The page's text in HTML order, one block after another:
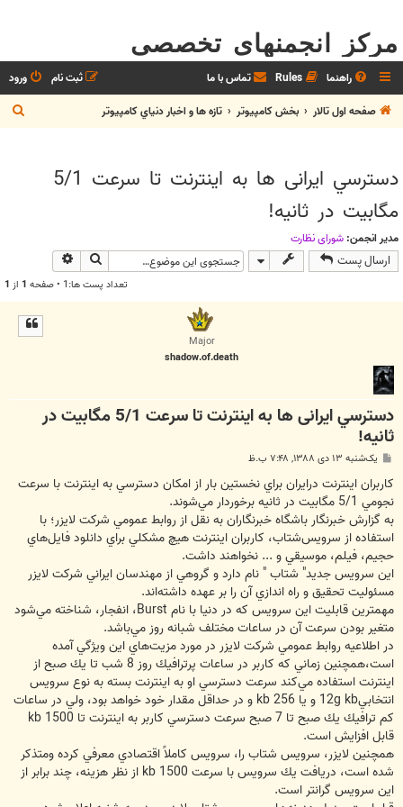
مرکز انجمنهای تخصصی
راهنما Rules تماس با ما ورود
ثبت نام
صفحه اول تالار
بخش كامپيوتر تازه ها و اخبار دنياي کامپيوتر
س
دسترسي ایرانی ها به اينترنت تا سرعت 5/1
مگابيت در ثانيه!
مدیر انجمن: شوراي نظارت
ارسال پست جستجو
تعداد پست ها:1 • صفحه 1 از 1
Major
shadow.of.death
دسترسي ایرانی ها به اينترنت تا سرعت 5/1 مگابيت در
ثانيه!
ت
یک‌شنبه ۱۳ دی ۱۳۸۸, ۷:۴۸ ب.ظ
كاربران اينترنت درايران براي نخستين بار از امكان دسترسي به اينترنت با سرعت‌
نجومي 5/1 مگابيت در ثانيه برخوردار مي‌شوند.
به گزارش خبرنگار باشگاه خبرنگاران به نقل از روابط عمومي شركت لايزر؛ با
استفاده از سرويس‌شتاب، كاربران اينترنت هيچ مشكلي براي دانلود فايل‌هاي
حجيم، فيلم، موسيقي و ... نخواهند داشت.
اين سرويس جديد" شتاب " نام دارد و گروهي از مهندسان ايراني شركت لايزر
مسئوليت تحقيق و راه اندازي آن را بر عهده داشته‌اند.
مهمترين قابليت اين سرويس كه در دنيا با نام Burst، انفجار، شناخته مي‌شود
متغير بودن سرعت آن در ساعات مختلف شبانه روز مي‌باشد.
در اطلاعيه روابط عمومي شركت لايزر در مورد مزيت‌هاي اين ويژگي آمده
است،همچنين زماني كه كاربر در ساعات پرترافيك روز 8 شب تا يك صبح از
اينترنت استفاده مي‌كند سرعت دسترسي او به اينترنت بسته به نوع سرويس‌
انتخابي12g kb و يا 256 kb و در حداقل مقدار خود خواهد بود، ولي در ساعات
كم ترافيك يك صبح تا 7 صبح سرعت دسترسي كاربر به اينترنت تا 1500 kb
قابل افزايش است.
همچنين لايزر، سرويس شتاب را، سرويس كاملاً اقتصادي معرفي كرده ومتذكر
شده است، دريافت يك سرويس با سرعت 1500 kb از نظر هزينه، چند برابر از
اين سرويس گرانتر است.